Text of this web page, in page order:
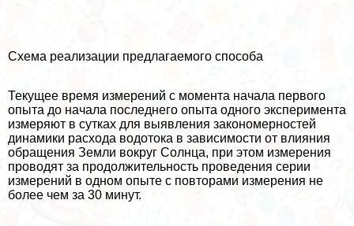
Схема реализации предлагаемого способа
Текущее время измерений с момента начала первого
опыта до начала последнего опыта одного эксперимента
измеряют в сутках для выявления закономерностей
динамики расхода водотока в зависимости от влияния
обращения Земли вокруг Солнца, при этом измерения
проводят за продолжительность проведения серии
измерений в одном опыте с повторами измерения не
более чем за 30 минут.